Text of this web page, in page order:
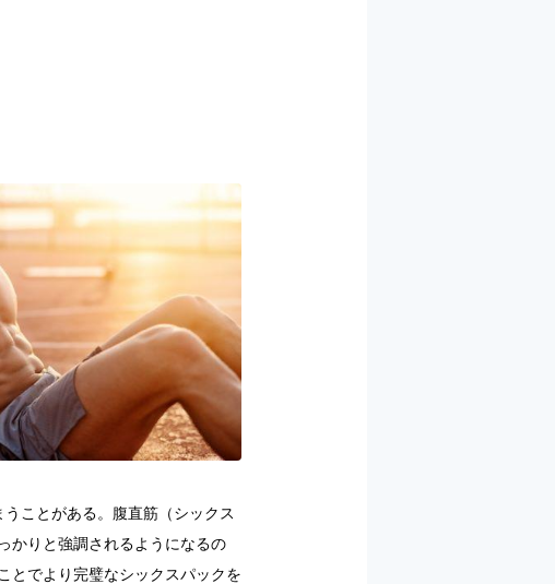
ことがある。腹直筋（シックス
かりと強調されるようになるの
とでより完璧なシックスパックを